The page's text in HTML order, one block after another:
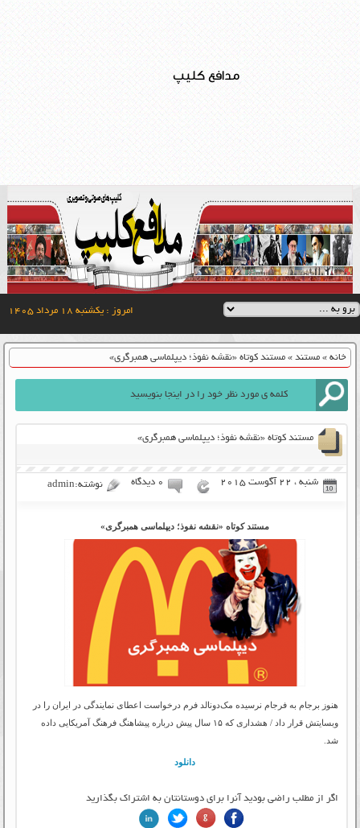
مدافع کلیپ
امروز : یکشنبه ۱۸ مرداد ۱۴۰۵
خانه» مستند» مستند کوتاه «نقشه نفوذ؛ دیپلماسی همبرگری»
مستند کوتاه «نقشه نفوذ؛ دیپلماسی همبرگری»
شنبه ، 22 آگوست 2015 ۰ دیدگاه نوشته:admin
مستند کوتاه «نقشه نفوذ؛ دیپلماسی همبرگری»
هنوز برجام به فرجام نرسیده مک‌دونالد فرم درخواست اعطای نمایندگی در ایران را در
وبسایتش قرار داد / هشداری که ۱۵ سال پیش درباره پیشاهنگ فرهنگ آمریکایی داده
شد.
دانلود
اگر از مطلب راضی بودید آنرا برای دوستانتان به اشتراک بگذارید